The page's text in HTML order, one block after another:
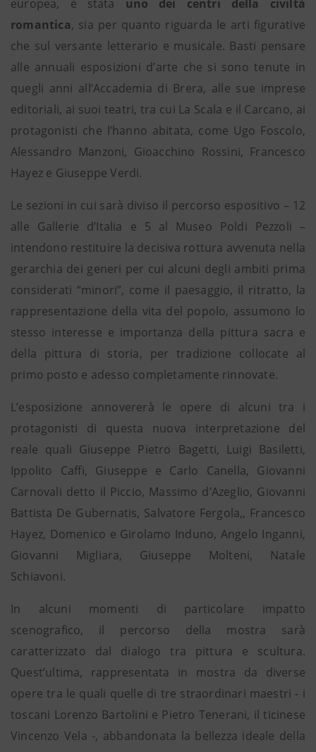
europea, è stata uno dei centri della civiltà
romantica, sia per quanto riguarda le arti figurative
che sul versante letterario e musicale. Basti pensare
alle annuali esposizioni d’arte che si sono tenute in
quegli anni all’Accademia di Brera, alle sue imprese
editoriali, ai suoi teatri, tra cui La Scala e il Carcano, ai
protagonisti che l’hanno abitata, come Ugo Foscolo,
Alessandro Manzoni, Gioacchino Rossini, Francesco
Hayez e Giuseppe Verdi.
Le sezioni in cui sarà diviso il percorso espositivo – 12
alle Gallerie d’Italia e 5 al Museo Poldi Pezzoli –
intendono restituire la decisiva rottura avvenuta nella
gerarchia dei generi per cui alcuni degli ambiti prima
considerati “minori”, come il paesaggio, il ritratto, la
rappresentazione della vita del popolo, assumono lo
stesso interesse e importanza della pittura sacra e
della pittura di storia, per tradizione collocate al
primo posto e adesso completamente rinnovate.
L’esposizione annovererà le opere di alcuni tra i
protagonisti di questa nuova interpretazione del
reale quali Giuseppe Pietro Bagetti, Luigi Basiletti,
Ippolito Caffi, Giuseppe e Carlo Canella, Giovanni
Carnovali detto il Piccio, Massimo d’Azeglio, Giovanni
Battista De Gubernatis, Salvatore Fergola,, Francesco
Hayez, Domenico e Girolamo Induno, Angelo Inganni,
Giovanni Migliara, Giuseppe Molteni, Natale
Schiavoni.
In alcuni momenti di particolare impatto
scenografico, il percorso della mostra sarà
caratterizzato dal dialogo tra pittura e scultura.
Quest’ultima, rappresentata in mostra da diverse
opere tra le quali quelle di tre straordinari maestri - i
toscani Lorenzo Bartolini e Pietro Tenerani, il ticinese
Vincenzo Vela -, abbandonata la bellezza ideale della